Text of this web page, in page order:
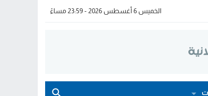
الخميس 6 أغسطس 2026 - 23:59 مساءً